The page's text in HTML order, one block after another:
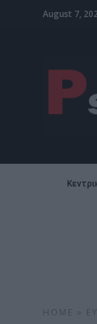
August 7,
HOME